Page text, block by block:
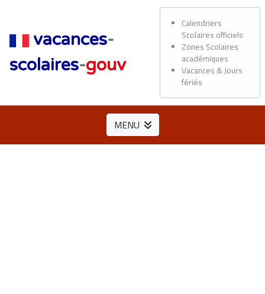
vacances-
scolaires-gouv
Calendriers
Scolaires officiels
Zones Scolaires
académiques
Vacances & Jours
fériés
MENU